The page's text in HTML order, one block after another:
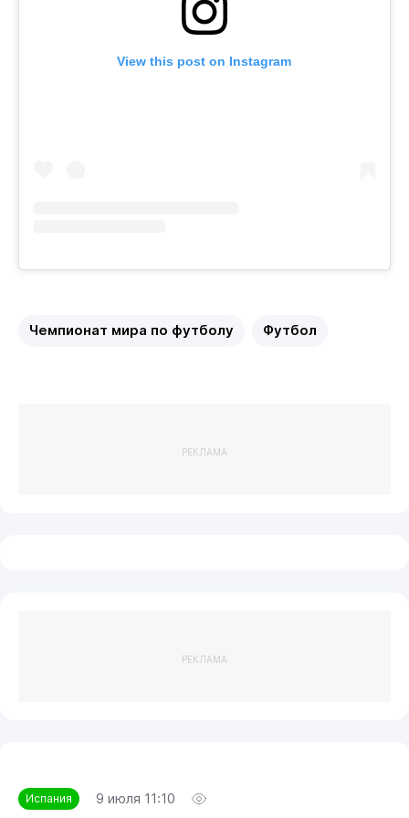
View this post on Instagram
Чемпионат мира по футболу Футбол
РЕКЛАМА
РЕКЛАМА
Испания 9 июля 11:10